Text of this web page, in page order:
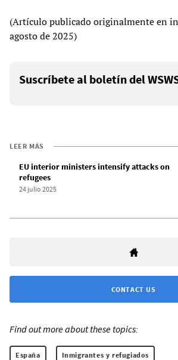
(Artículo publicado originalmente en
agosto de 2025)
Suscríbete al boletín del
LEER MÁS
EU interior ministers intensify attacks on
refugees
24 julio 2025
CONTACT US
Find out more about these topics:
España Inmigrantes y refugiados